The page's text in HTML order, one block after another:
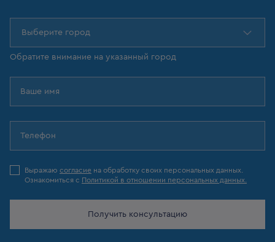
Выберите город
Обратите внимание на указанный город
Выражаю согласие на обработку своих персональных данных.
Ознакомиться с Политикой в отношении персональных данных.
Получить консультацию